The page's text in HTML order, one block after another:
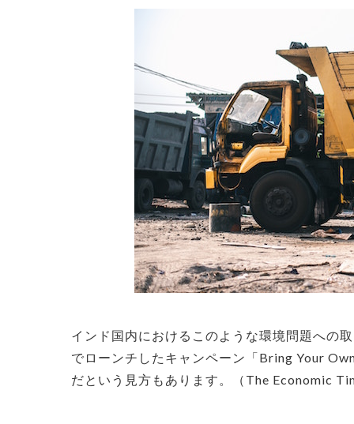
インド国内におけるこのような環境問題への
でローンチしたキャンペーン「Bring Your
だという見方もあります。（The Economic